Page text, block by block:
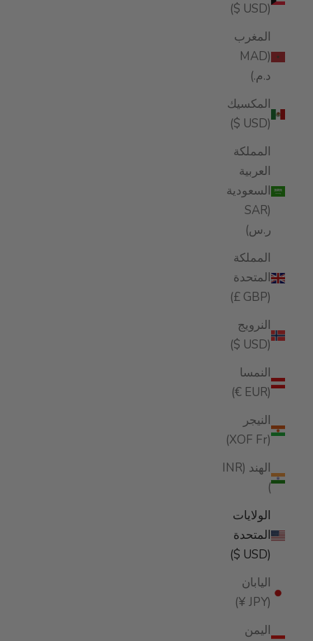
(USD $)
المغرب
(MAD
د.م.)
المكسيك
(USD $)
المملكة
العربية
السعودية
(SAR
ر.س)
المملكة
المتحدة
(GBP £)
النرويج
(USD $)
النمسا
(EUR €)
النيجر
(XOF Fr)
الهند (INR
₹)
الولايات
المتحدة
(USD $)
اليابان
(JPY ¥)
اليمن